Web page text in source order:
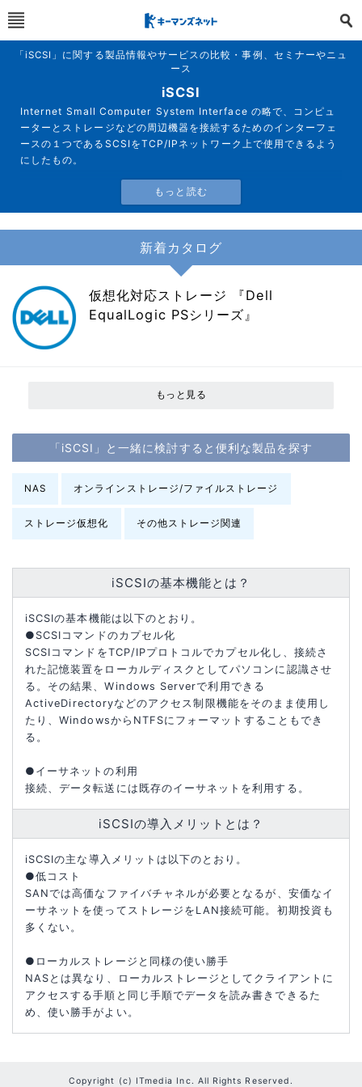
「iSCSI」に関する製品情報やサービスの比較・事例、セミナーやニュ
ース
iSCSI
Internet Small Computer System Interface の略で、コンピュ
ーターとストレージなどの周辺機器を接続するためのインターフェ
ースの１つであるSCSIをTCP/IPネットワーク上で使用できるよう
にしたもの。
新着カタログ
仮想化対応ストレージ 『Dell
EqualLogic PSシリーズ』
もっと見る
「iSCSI」と一緒に検討すると便利な製品を探す
NAS オンラインストレージ/ファイルストレージ
ストレージ仮想化 その他ストレージ関連
iSCSIの基本機能とは？
iSCSIの基本機能は以下のとおり。
●SCSIコマンドのカプセル化
SCSIコマンドをTCP/IPプロトコルでカプセル化し、接続さ
れた記憶装置をローカルディスクとしてパソコンに認識させ
る。その結果、Windows Serverで利用できる
ActiveDirectoryなどのアクセス制限機能をそのまま使用し
たり、WindowsからNTFSにフォーマットすることもでき
る。
●イーサネットの利用
接続、データ転送には既存のイーサネットを利用する。
iSCSIの導入メリットとは？
iSCSIの主な導入メリットは以下のとおり。
●低コスト
SANでは高価なファイバチャネルが必要となるが、安価なイ
ーサネットを使ってストレージをLAN接続可能。初期投資も
多くない。
●ローカルストレージと同様の使い勝手
NASとは異なり、ローカルストレージとしてクライアントに
アクセスする手順と同じ手順でデータを読み書きできるた
め、使い勝手がよい。
Copyright (c) ITmedia Inc. All Rights Reserved.